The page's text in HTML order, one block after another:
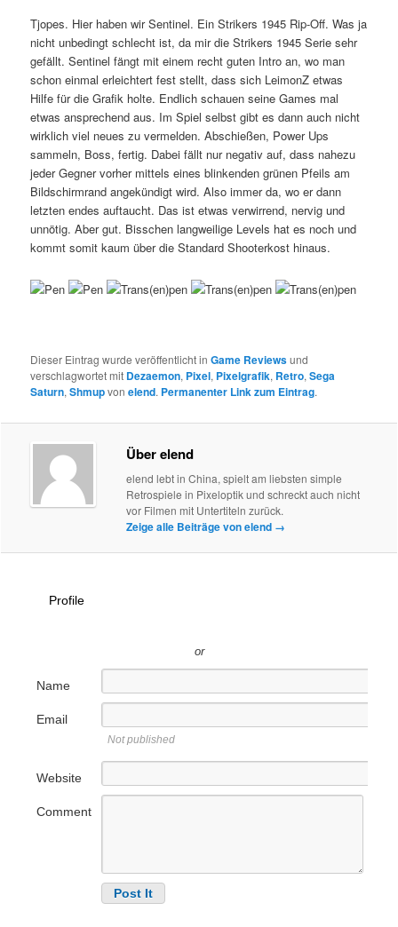
Tjopes. Hier haben wir Sentinel. Ein Strikers 1945 Rip-Off. Was ja
nicht unbedingt schlecht ist, da mir die Strikers 1945 Serie sehr
gefällt. Sentinel fängt mit einem recht guten Intro an, wo man
schon einmal erleichtert fest stellt, dass sich LeimonZ etwas
Hilfe für die Grafik holte. Endlich schauen seine Games mal
etwas ansprechend aus. Im Spiel selbst gibt es dann auch nicht
wirklich viel neues zu vermelden. Abschießen, Power Ups
sammeln, Boss, fertig. Dabei fällt nur negativ auf, dass nahezu
jeder Gegner vorher mittels eines blinkenden grünen Pfeils am
Bildschirmrand angekündigt wird. Also immer da, wo er dann
letzten endes auftaucht. Das ist etwas verwirrend, nervig und
unnötig. Aber gut. Bisschen langweilige Levels hat es noch und
kommt somit kaum über die Standard Shooterkost hinaus.
Dieser Eintrag wurde veröffentlicht inGame Reviewsund
verschlagwortet mit Dezaemon, Pixel, Pixelgrafik, Retro,Sega
Saturn,Shmupvonelend. Permanenter Link zum Eintrag.
Über elend
elend lebt in China, spielt am liebsten simple
Retrospiele in Pixeloptik und schreckt auch nicht
vor Filmen mit Untertiteln zurück.
Zeige alle Beiträge von elend →
Profile
or
Name
Email
Not published
Website
Comment